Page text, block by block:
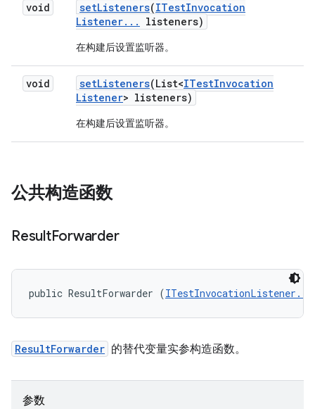
void setListeners(ITestInvocation
Listener. . . listeners)
在构建后设置监听器。
void setListeners(List<ITestInvocation
Listener> listeners)
在构建后设置监听器。
公共构造函数
ResultForwarder
public ResultForwarder (ITestInvocationListener...
ResultForwarder 的替代变量实参构造函数。
参数